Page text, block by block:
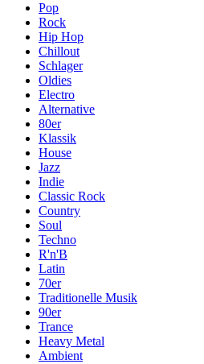
Pop
Rock
Hip Hop
Chillout
Schlager
Oldies
Electro
Alternative
80er
Klassik
House
Jazz
Indie
Classic Rock
Country
Soul
Techno
R'n'B
Latin
70er
Traditionelle Musik
90er
Trance
Heavy Metal
Ambient